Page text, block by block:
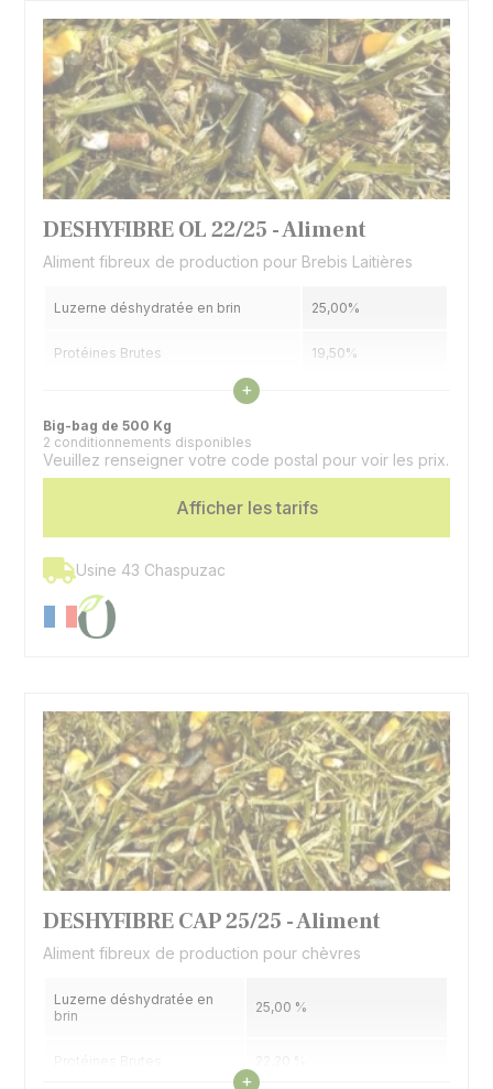
DESHYFIBRE OL 22/25 - Aliment
Aliment fibreux de production pour Brebis Laitières
Luzerne déshydratée en brin 25,00%
Protéines Brutes 19,50%
Cellulose Brute
Voir les caractéristiques
+
Big-bag de 500 Kg
2 conditionnements disponibles
Veuillez renseigner votre code postal pour voir les prix.
Afficher les tarifs
Usine 43 Chaspuzac
DESHYFIBRE CAP 25/25 - Aliment
Aliment fibreux de production pour chèvres
Luzerne déshydratée en
brin
25,00 %
Voir les caractéristiques
+